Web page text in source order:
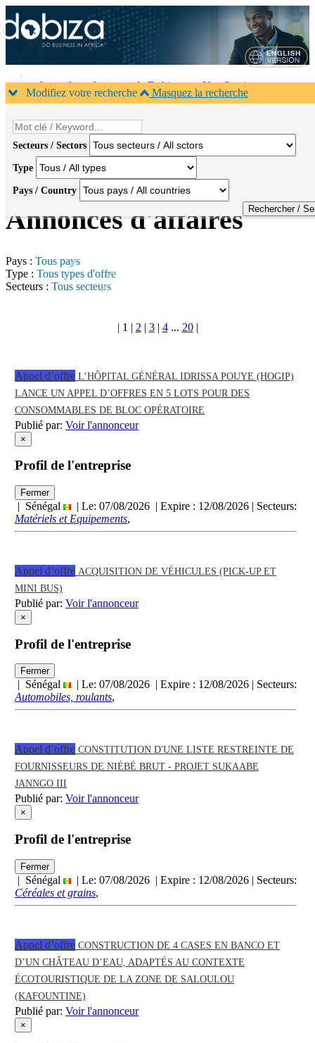
Accueil A propos de Dobiza
Nos Services
Agenda B2B
Contacts
Modifiez votre recherche Masquez la recherche
Secteurs / Sectors
Type
Pays / Country
Annonces d'affaires
Pays : Tous pays
Type : Tous types d'offre
Secteurs : Tous secteurs
| 1 | 2 | 3| 4 ... 20|
Appel d’offre L’HÔPITAL GÉNÉRAL IDRISSA POUYE (HOGIP)
LANCE UN APPEL D’OFFRES EN 5 LOTS POUR DES
CONSOMMABLES DE BLOC OPÉRATOIRE
Publié par: Voir l'annonceur
×
Profil de l'entreprise
Fermer
| Sénégal | Le: 07/08/2026 | Expire : 12/08/2026 | Secteurs:
Matériels et Equipements,
Appel d’offre ACQUISITION DE VÉHICULES (PICK-UP ET
MINI BUS)
Publié par: Voir l'annonceur
×
Profil de l'entreprise
Fermer
| Sénégal | Le: 07/08/2026 | Expire : 12/08/2026
| Secteurs:
Automobiles, roulants,
Appel d’offre CONSTITUTION D'UNE LISTE RESTREINTE DE
FOURNISSEURS DE NIÉBÉ BRUT - PROJET SUKAABE
JANNGO III
Publié par: Voir l'annonceur
×
Profil de l'entreprise
Fermer
| Sénégal | Le: 07/08/2026 | Expire : 12/08/2026 | Secteurs:
Céréales et grains,
Appel d’offre CONSTRUCTION DE 4 CASES EN BANCO ET
D’UN CHÂTEAU D’EAU, ADAPTÉS AU CONTEXTE
ÉCOTOURISTIQUE DE LA ZONE DE SALOULOU
(KAFOUNTINE)
Publié par: Voir l'annonceur
×